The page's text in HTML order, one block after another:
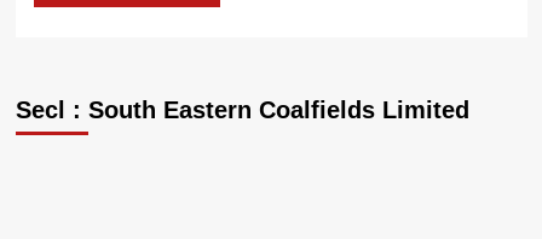
Secl : South Eastern Coalfields Limited